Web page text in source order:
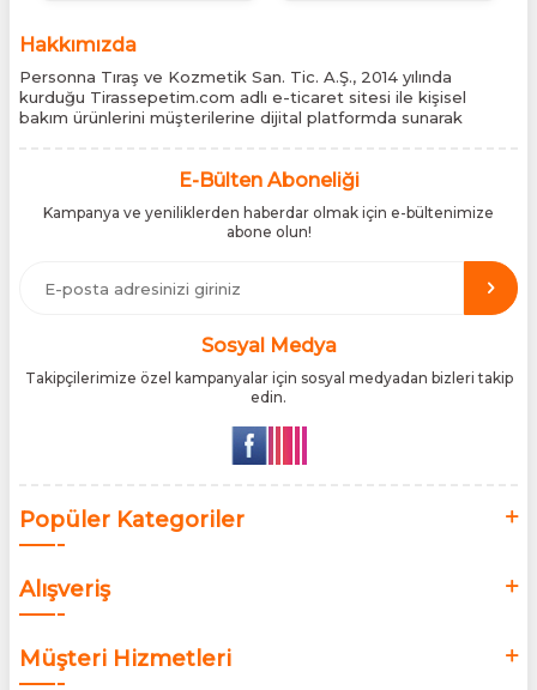
Hakkımızda
Personna Tıraş ve Kozmetik San. Tic. A.Ş., 2014 yılında
kurduğu Tirassepetim.com adlı e-ticaret sitesi ile kişisel
bakım ürünlerini müşterilerine dijital platformda sunarak
siteleri arasında yer almaktadır. Türkiye’de Cantu, Wilkinson
distribütörlüğünü yürütüyor, bu markaların tüm ürünlerini ithal
etmektedir. Tüm ithalat süreçlerimizde orijinallik belgeleri ve
üretici iş birlikleriyle çalışarak, ürünlerin en güvenilir şekilde
Türkiye pazarına ulaşmasını sağlıyoruz. Amacımız, dünya
genelinde milyonlarca kullanıcıya hitap eden bu markaları,
Türk tüketicilerle doğrudan, güvenli ve orijinal bir şekilde
E-Bülten Aboneliği
Kampanya ve yeniliklerden haberdar olmak için e-bültenimize
abone olun!
Sosyal Medya
Takipçilerimize özel kampanyalar için sosyal medyadan bizleri takip
edin.
Popüler Kategoriler
Alışveriş
Müşteri Hizmetleri